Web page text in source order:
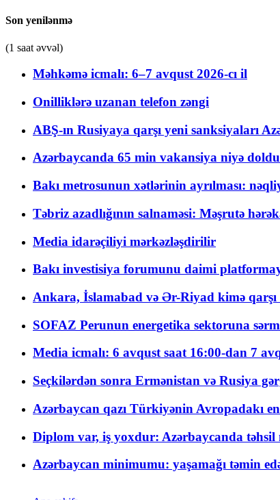
Son yenilənmə
(1 saat əvvəl)
Məhkəmə icmalı: 6–7 avqust 2026-cı il
Onilliklərə uzanan telefon zəngi
ABŞ-ın Rusiyaya qarşı yeni sanksiyaları
Azərbaycanda 65 min vakansiya niyə
Bakı metrosunun xətlərinin ayrılması:
Təbriz azadlığının salnaməsi: Məşrutə
Media idarəçiliyi mərkəzləşdirilir
Bakı investisiya forumunu daimi
Ankara, İslamabad və Ər-Riyad kimə qarşı
SOFAZ Perunun energetika sektoruna
Media icmalı: 6 avqust saat 16:00-dan 7
Seçkilərdən sonra Ermənistan və Rusiya
Azərbaycan qazı Türkiyənin Avropadakı
Diplom var, iş yoxdur: Azərbaycanda
Azərbaycan minimumu: yaşamağı təmin